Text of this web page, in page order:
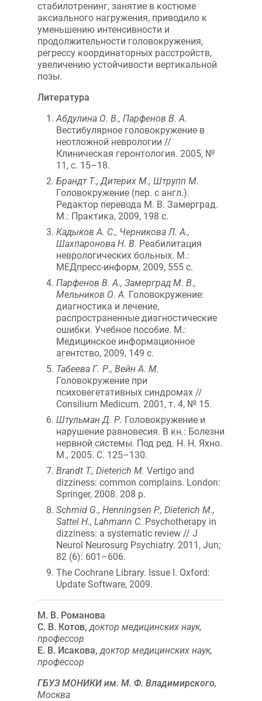
стабилотренинг, занятие в костюме
аксиального нагружения, приводило к
уменьшению интенсивности и
продолжительности головокружения,
регрессу координаторных расстройств,
увеличению устойчивости вертикальной
позы.
Литература
Абдулина О. В., Парфенов В. А.
Вестибулярное головокружение в
неотложной неврологии //
Клиническая геронтология. 2005, №
11, с. 15–18.
Брандт Т., Дитерих М., Штрупп М.
Головокружение (пер. с англ.).
Редактор перевода М. В. Замерград.
М.: Практика, 2009, 198 с.
Кадыков А. С., Черникова Л. А.,
Шахпаронова Н. В. Реабилитация
неврологических больных. М.:
МЕДпресс-информ, 2009, 555 с.
Парфенов В. А., Замерград М. В.,
Мельников О. А. Головокружение:
диагностика и лечение,
распространенные диагностические
ошибки. Учебное пособие. М.:
Медицинское информационное
агентство, 2009, 149 с.
Табеева Г. Р., Вейн А. М.
Головокружение при
психовегетативных синдромах //
Consilium Medicum. 2001, т. 4, № 15.
Штульман Д. Р. Головокружение и
нарушение равновесия. В кн.: Болезни
нервной системы. Под ред. Н. Н. Яхно.
М., 2005. С. 125–130.
Brandt T., Dieterich M. Vertigo and
dizziness: common complains. London:
Springer, 2008. 208 p.
Schmid G., Henningsen P., Dieterich M.,
Sattel H., Lahmann C. Psychotherapy in
dizziness: a systematic review // J
Neurol Neurosurg Psychiatry. 2011, Jun;
82 (6): 601–606.
The Cochrane Library. Issue I. Oxford:
Update Software, 2009.
М. В. Романова
С. В. Котов,доктор медицинских наук,
профессор
Е. В. Исакова, доктор медицинских наук,
профессор
ГБУЗ МОНИКИ им. М. Ф. Владимирского,
Москва